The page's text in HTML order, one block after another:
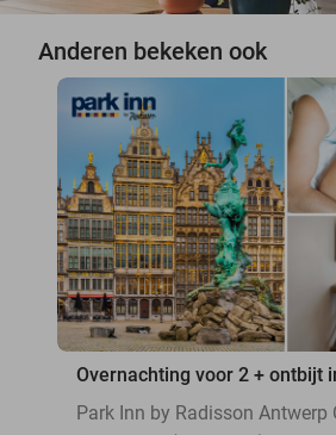
Anderen bekeken ook
Overnachting voor 2 + ontbijt
Park Inn by Radisson Antwerp